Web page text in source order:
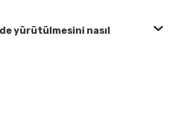
yürütülmesini nasıl